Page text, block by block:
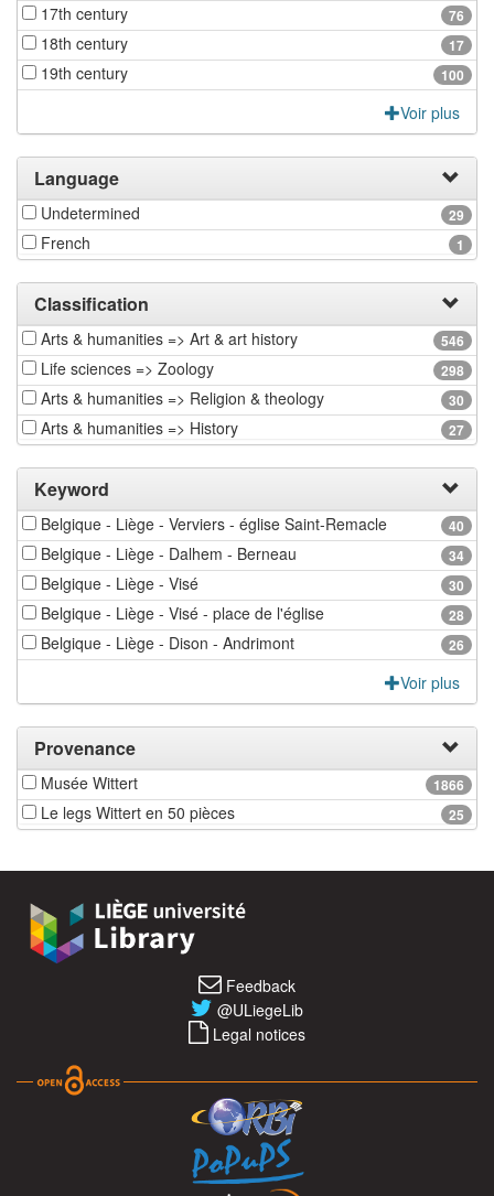
76
17th century
17
18th century
100
19th century
Voir plus
Language
29
Undetermined
1
French
Classification
546
Arts & humanities => Art & art history
298
Life sciences => Zoology
30
Arts & humanities => Religion & theology
27
Arts & humanities => History
Keyword
40
Belgique - Liège - Verviers - église Saint-Remacle
34
Belgique - Liège - Dalhem - Berneau
30
Belgique - Liège - Visé
28
Belgique - Liège - Visé - place de l'église
26
Belgique - Liège - Dison - Andrimont
Voir plus
Provenance
1866
Musée Wittert
25
Le legs Wittert en 50 pièces
Feedback
@ULiegeLib
Legal notices